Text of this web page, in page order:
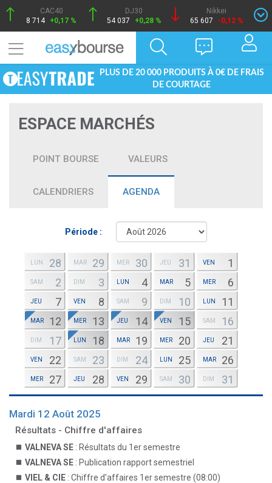
CAC40
8 714 +0,17 %
DJ30
54 037
+0,28 %
Nikkei
65 607
-0,12 %
PLUS DE 20 000 PRODUITS À 0€ DE FRAIS
DE COURTAGE
ESPACE MARCHÉS
POINT BOURSE VALEURS
CALENDRIERS AGENDA
Période :
LUN 28 MAR 29 MER 30 JEU 31 VEN 1
SAM 2 DIM 3 LUN 4 MAR 5 MER 6
JEU 7 VEN 8 SAM 9 DIM 10 LUN 11
MAR 12 MER 13 JEU 14 VEN 15 SAM 16
DIM 17 LUN 18 MAR 19 MER 20 JEU 21
VEN 22 SAM 23 DIM 24 LUN 25 MAR 26
MER 27 JEU 28 VEN 29 SAM 30 DIM 31
Mardi 12 Août 2025
Résultats - Chiffre d'affaires
VALNEVA SE : Résultats du 1er semestre
VALNEVA SE : Publication rapport semestriel
VIEL & CIE : Chiffre d'affaires 1er semestre (08:00)